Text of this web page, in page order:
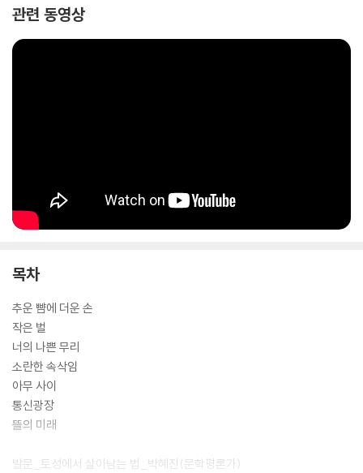
글징글한 애증을 다룬 일곱 편의 작품이 수록됐다. “웃다가 울다가 다시 웃
삶의 한가운데에서 끝내 서로의 곁을 떠나지 못하는 사람들의 연대”(박상
관련 동영상
목차
추운 뺨에 더운 손
작은 벌
너의 나쁜 무리
소란한 속삭임
아무 사이
통신광장
뜰의 미래
발문_토성에서 살아남는 법_박혜진(문학평론가)